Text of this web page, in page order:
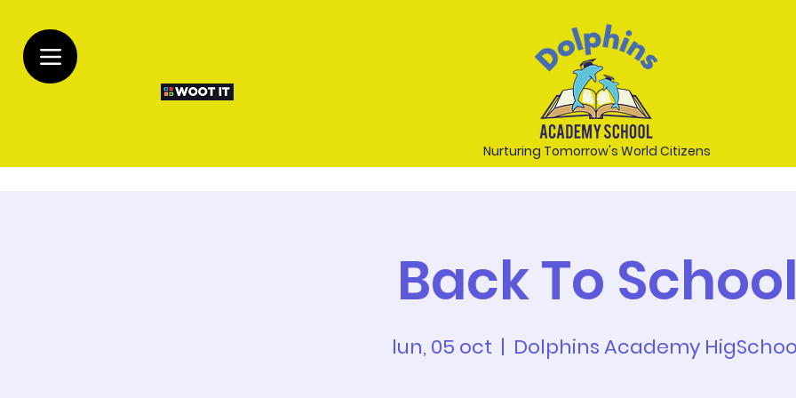
Nurturing Tomorrow's World Citizens
Back To
lun, 05 oct
  |
Dolphins Academy